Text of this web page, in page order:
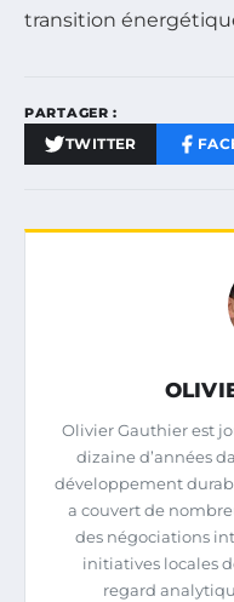
transition
PARTAGER :
TWITTER
Olivier Gauthier est
dizaine d’années
développement
a couvert de
des négociations
initiatives locales
regard